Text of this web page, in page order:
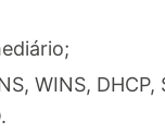
WINS, DHCP,